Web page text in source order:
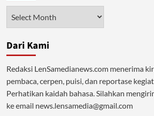
Massal
Kasus
Terhenti?
Dari Kami
Redaksi LenSamedianews.com menerima
pembaca, cerpen, puisi, dan reportase
Perhatikan kaidah bahasa. Silahkan
ke email news.lensamedia@gmail.com